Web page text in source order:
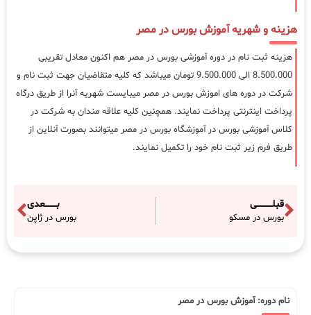
هزینه و شهریه آموزش بورس در مصر
هزینه ثبت نام در دوره آموزشی بورس در مصر هم اکنون معادل تقریبی
8.500.000 الی 9.500.000 تومان میباشد که کلیه متقاضیان جهت ثبت نام و
شرکت در دوره های اموزش بورس در مصر میبایست شهریه آنرا از طریق درگاه
پرداخت اینترنتی پرداخت نمایند. همچنین کلیه علاقه مندان به شرکت در
کلاس آموزشی بورس در آموزشگاه بورس در مصر میتوانند بصورت آنلاین از
طریق فرم زیر ثبت نام خود را تکمیل نمایند.
قبلـــــــــــی
بورس در مسکو
بــــــــعدی
بورس در ژاپن
نام دوره: آموزش بورس در مصر